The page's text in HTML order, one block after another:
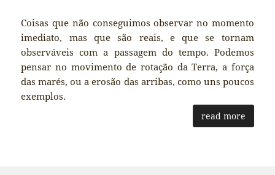
Coisas que não conseguimos observar no momento
imediato, mas que são reais, e que se tornam
observáveis com a passagem do tempo. Podemos
pensar no movimento de rotação da Terra, a força
das marés, ou a erosão das arribas, como uns poucos
exemplos.
read more